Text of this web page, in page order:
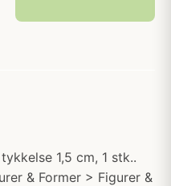
1,5 cm, 1 stk..
& Former > Figurer &